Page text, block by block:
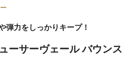
弾力をしっかりキープ！
ーサーヴェール バウンス